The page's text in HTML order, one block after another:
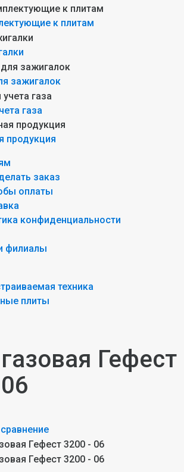
к плитам
зажигалок
газа
продукция
заказ
оплаты
конфиденциальности
филиалы
техника
плиты
Гефест